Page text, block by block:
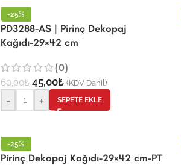
-25%
PD3288-AS | Pirinç Dekopaj
Kağıdı-29×42 cm
(0)
60,00₺ 45,00₺ (KDV Dahil)
- + SEPETE EKLE
-25%
Pirinç Dekopaj Kağıdı-29×42 cm-PT